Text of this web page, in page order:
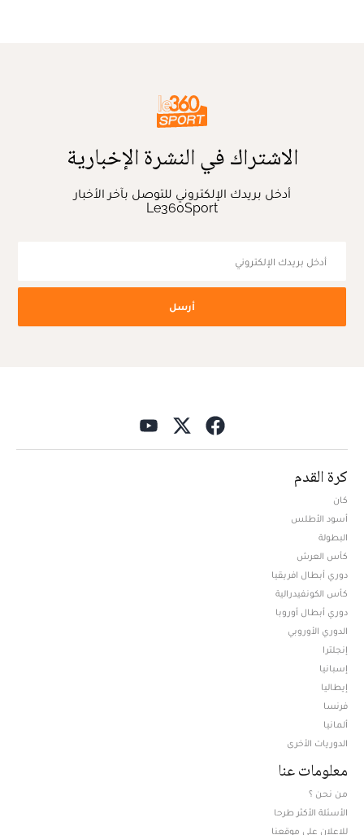
الاشتراك في النشرة الإخبارية
أدخل بريدك الإلكتروني للتوصل بآخر الأخبار
Le360Sport
أرسل
كرة القدم
كان
أسود الأطلس
البطولة
كأس العرش
دوري أبطال افريقيا
كأس الكونفيدرالية
دوري أبطال أوروبا
الدوري الأوروبي
إنجلترا
إسبانيا
إيطاليا
فرنسا
ألمانيا
الدوريات الأخرى
معلومات عنا
من نحن ؟
الأسئلة الأكثر طرحا
للإعلان على موقعنا